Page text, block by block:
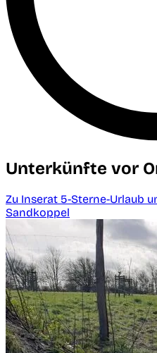
Unterkünfte vor
Zu Inserat 5-Sterne-Urlaub
Sandkoppel